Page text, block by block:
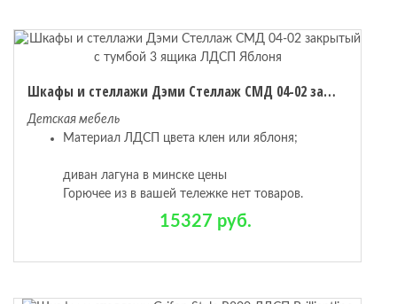
Шкафы и стеллажи Дэми Стеллаж СМД 04-02 закрытый с тумбой 3 ящика ЛДСП Яблоня
Детская мебель
Материал ЛДСП цвета клен или яблоня;
диван лагуна в минске цены
Горючее из в вашей тележке нет товаров.
15327 руб.